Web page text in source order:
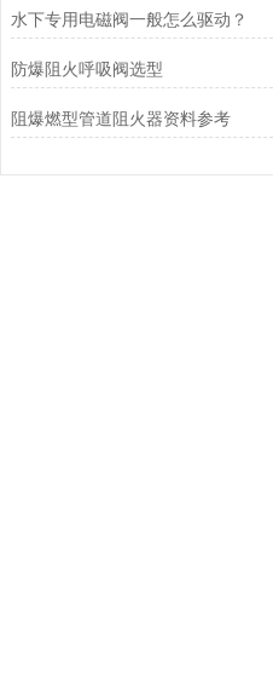
水下专用电磁阀一般怎么驱动？
防爆阻火呼吸阀选型
阻爆燃型管道阻火器资料参考